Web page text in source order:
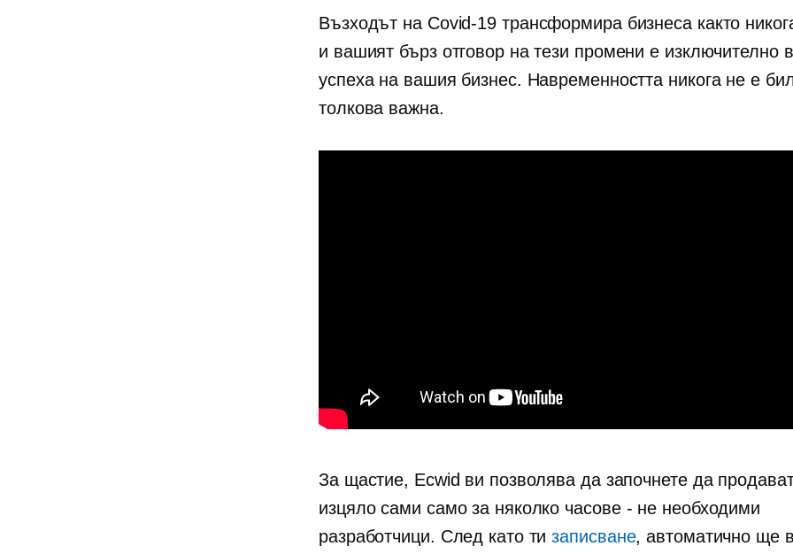
Възходът на Covid-19 трансформира бизнеса както
и вашият бърз отговор на тези промени е изключително
успеха на вашия бизнес. Навременността никога не е
толкова важна.
За щастие, Ecwid ви позволява да започнете да
изцяло сами само за няколко часове - не необходими
разработчици. След като тизаписване, автоматично ще